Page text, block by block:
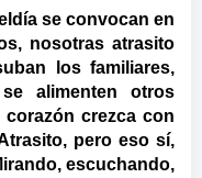
se convocan en
nosotras atrasito
los familiares,
alimenten otros
crezca con
pero eso sí,
escuchando,